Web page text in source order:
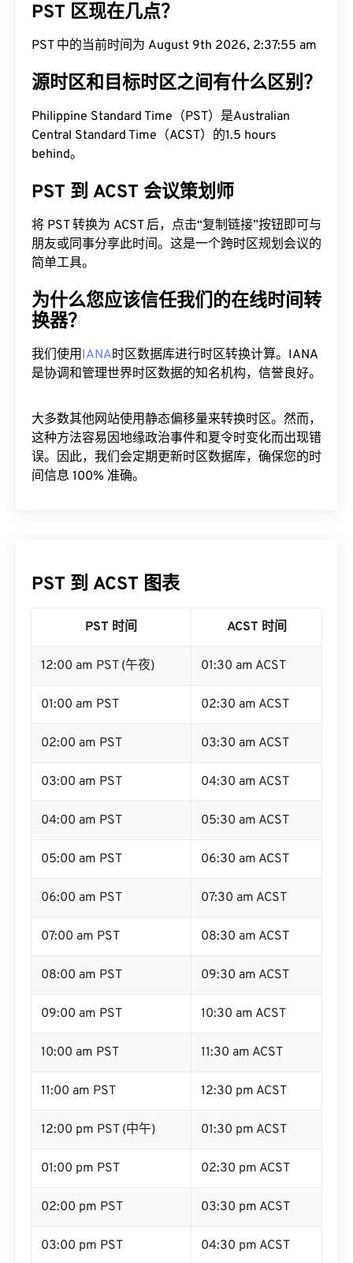
PST 区现在几点？
PST 中的当前时间为 August 9th 2026, 2:37:56 am
源时区和目标时区之间有什么区别？
Philippine Standard Time（PST）是Australian
Central Standard Time（ACST）的1.5 hours
behind。
PST 到 ACST 会议策划师
将 PST 转换为 ACST 后，点击“复制链接”按钮即可与
朋友或同事分享此时间。这是一个跨时区规划会议的
简单工具。
为什么您应该信任我们的在线时间转
换器？
我们使用IANA时区数据库进行时区转换计算。IANA
是协调和管理世界时区数据的知名机构，信誉良好。
大多数其他网站使用静态偏移量来转换时区。然而，
这种方法容易因地缘政治事件和夏令时变化而出现错
误。因此，我们会定期更新时区数据库，确保您的时
间信息 100% 准确。
PST 到 ACST 图表
PST 时间 ACST 时间
12:00 am PST (午夜) 01:30 am ACST
01:00 am PST 02:30 am ACST
02:00 am PST 03:30 am ACST
03:00 am PST 04:30 am ACST
04:00 am PST 05:30 am ACST
05:00 am PST 06:30 am ACST
06:00 am PST 07:30 am ACST
07:00 am PST 08:30 am ACST
08:00 am PST 09:30 am ACST
09:00 am PST 10:30 am ACST
10:00 am PST 11:30 am ACST
11:00 am PST 12:30 pm ACST
12:00 pm PST (中午) 01:30 pm ACST
01:00 pm PST 02:30 pm ACST
02:00 pm PST 03:30 pm ACST
03:00 pm PST 04:30 pm ACST